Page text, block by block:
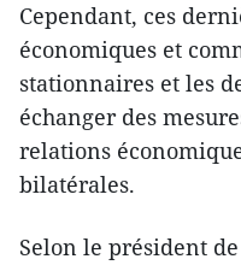
Cependant, ces
économiques et
stationnaires et les
échanger des
relations
bilatérales.
Selon le président